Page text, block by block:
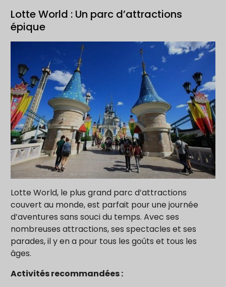
Lotte World : Un parc d’attractions
épique
Lotte World, le plus grand parc d’attractions
couvert au monde, est parfait pour une journée
d’aventures sans souci du temps. Avec ses
nombreuses attractions, ses spectacles et ses
parades, il y en a pour tous les goûts et tous les
âges.
Activités recommandées :